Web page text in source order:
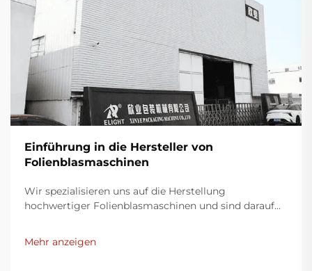
Einführung in die Hersteller von
Folienblasmaschinen
Wir spezialisieren uns auf die Herstellung
hochwertiger Folienblasmaschinen und sind darauf
Kunststoffverpackungsindustrie bereitzustellen.
Unsere Folienblasmaschinen nutzen moderne
Mehr anzeigen